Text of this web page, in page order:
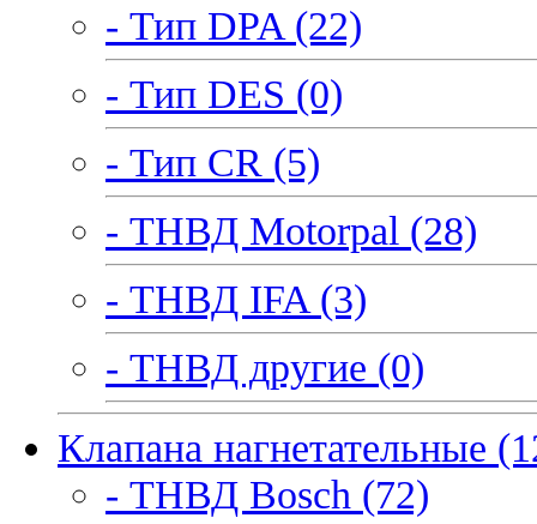
- Тип DPA (22)
- Тип DES (0)
- Тип CR (5)
- ТНВД Motorpal (28)
- ТНВД IFA (3)
- ТНВД другие (0)
Клапана нагнетательные
- ТНВД Bosch (72)